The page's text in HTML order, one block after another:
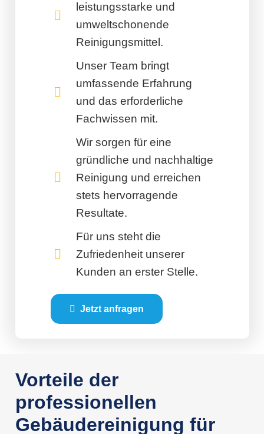
leistungsstarke und
umweltschonende
Reinigungsmittel.
Unser Team bringt
umfassende Erfahrung
und das erforderliche
Fachwissen mit.
Wir sorgen für eine
gründliche und nachhaltige
Reinigung und erreichen
stets hervorragende
Resultate.
Für uns steht die
Zufriedenheit unserer
Kunden an erster Stelle.
Jetzt anfragen
Vorteile der
professionellen
Gebäudereinigung für